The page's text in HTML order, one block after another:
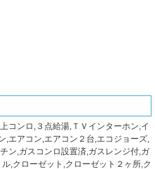
コンロ,３点給湯,ＴＶインターホン,イ
,エアコン,エアコン２台,エコジョーズ,
ン,ガスコンロ設置済,ガスレンジ付,ガ
,クローゼット,クローゼット２ヶ所,ク